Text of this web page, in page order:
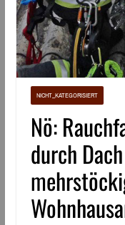
NICHT_KATEGORISIERT
Nö:
durch